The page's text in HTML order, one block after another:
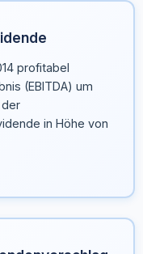
profitabel
(EBITDA) um
in Höhe von